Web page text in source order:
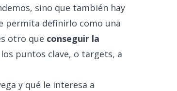
sino que también hay
permita definirlo como una
otro que conseguir la
puntos clave, o targets, a
y qué le interesa a